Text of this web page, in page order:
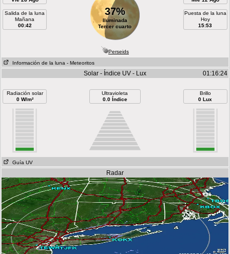
Salida de la luna
Mañana
00:42
37%
Iluminada
Tercer cuarto
Puesta de la luna
Hoy
15:53
Perseids
Información de la luna - Meteoritos
Solar - Índice UV - Lux 01:16:24
Radiación solar
0 W/m²
Ultravioleta
0.0 Índice
Brillo
0 Lux
Guía UV
Radar